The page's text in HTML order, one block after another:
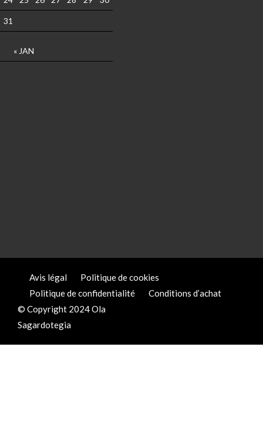
« JAN
31
Avis légal
Politique de cookies
Politique de confidentialité
Conditions d’achat
© Copyright 2024 Ola
Sagardotegia